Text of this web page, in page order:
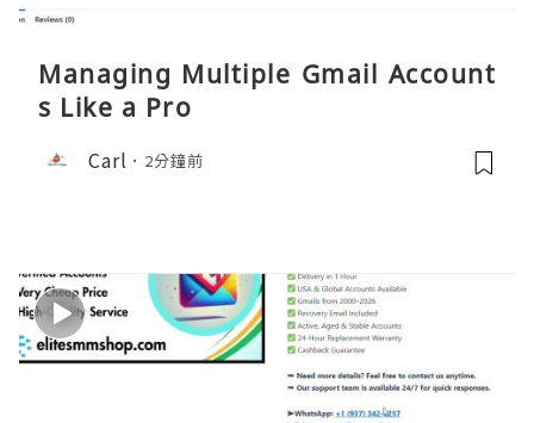
Managing Multiple Gmail Account
s Like a Pro
Carl 2分鐘前